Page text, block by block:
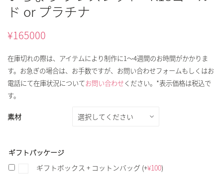
ド or プラチナ
¥165000
在庫切れの際は、アイテムにより制作に1～4週間のお時間がかかりま
す。お急ぎの場合は、お手数ですが、お問い合わせフォームもしくはお
電話にて在庫状況についてお問い合わせ ください。*表示価格は税込で
す。
素材
ギフトパッケージ
ギフトボックス + コットンバッグ (+¥100)